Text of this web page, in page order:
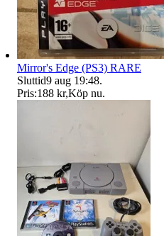
Mirror's Edge (PS3) RARE
Sluttid9 aug 19:48.
Pris:188 kr,Köp nu.